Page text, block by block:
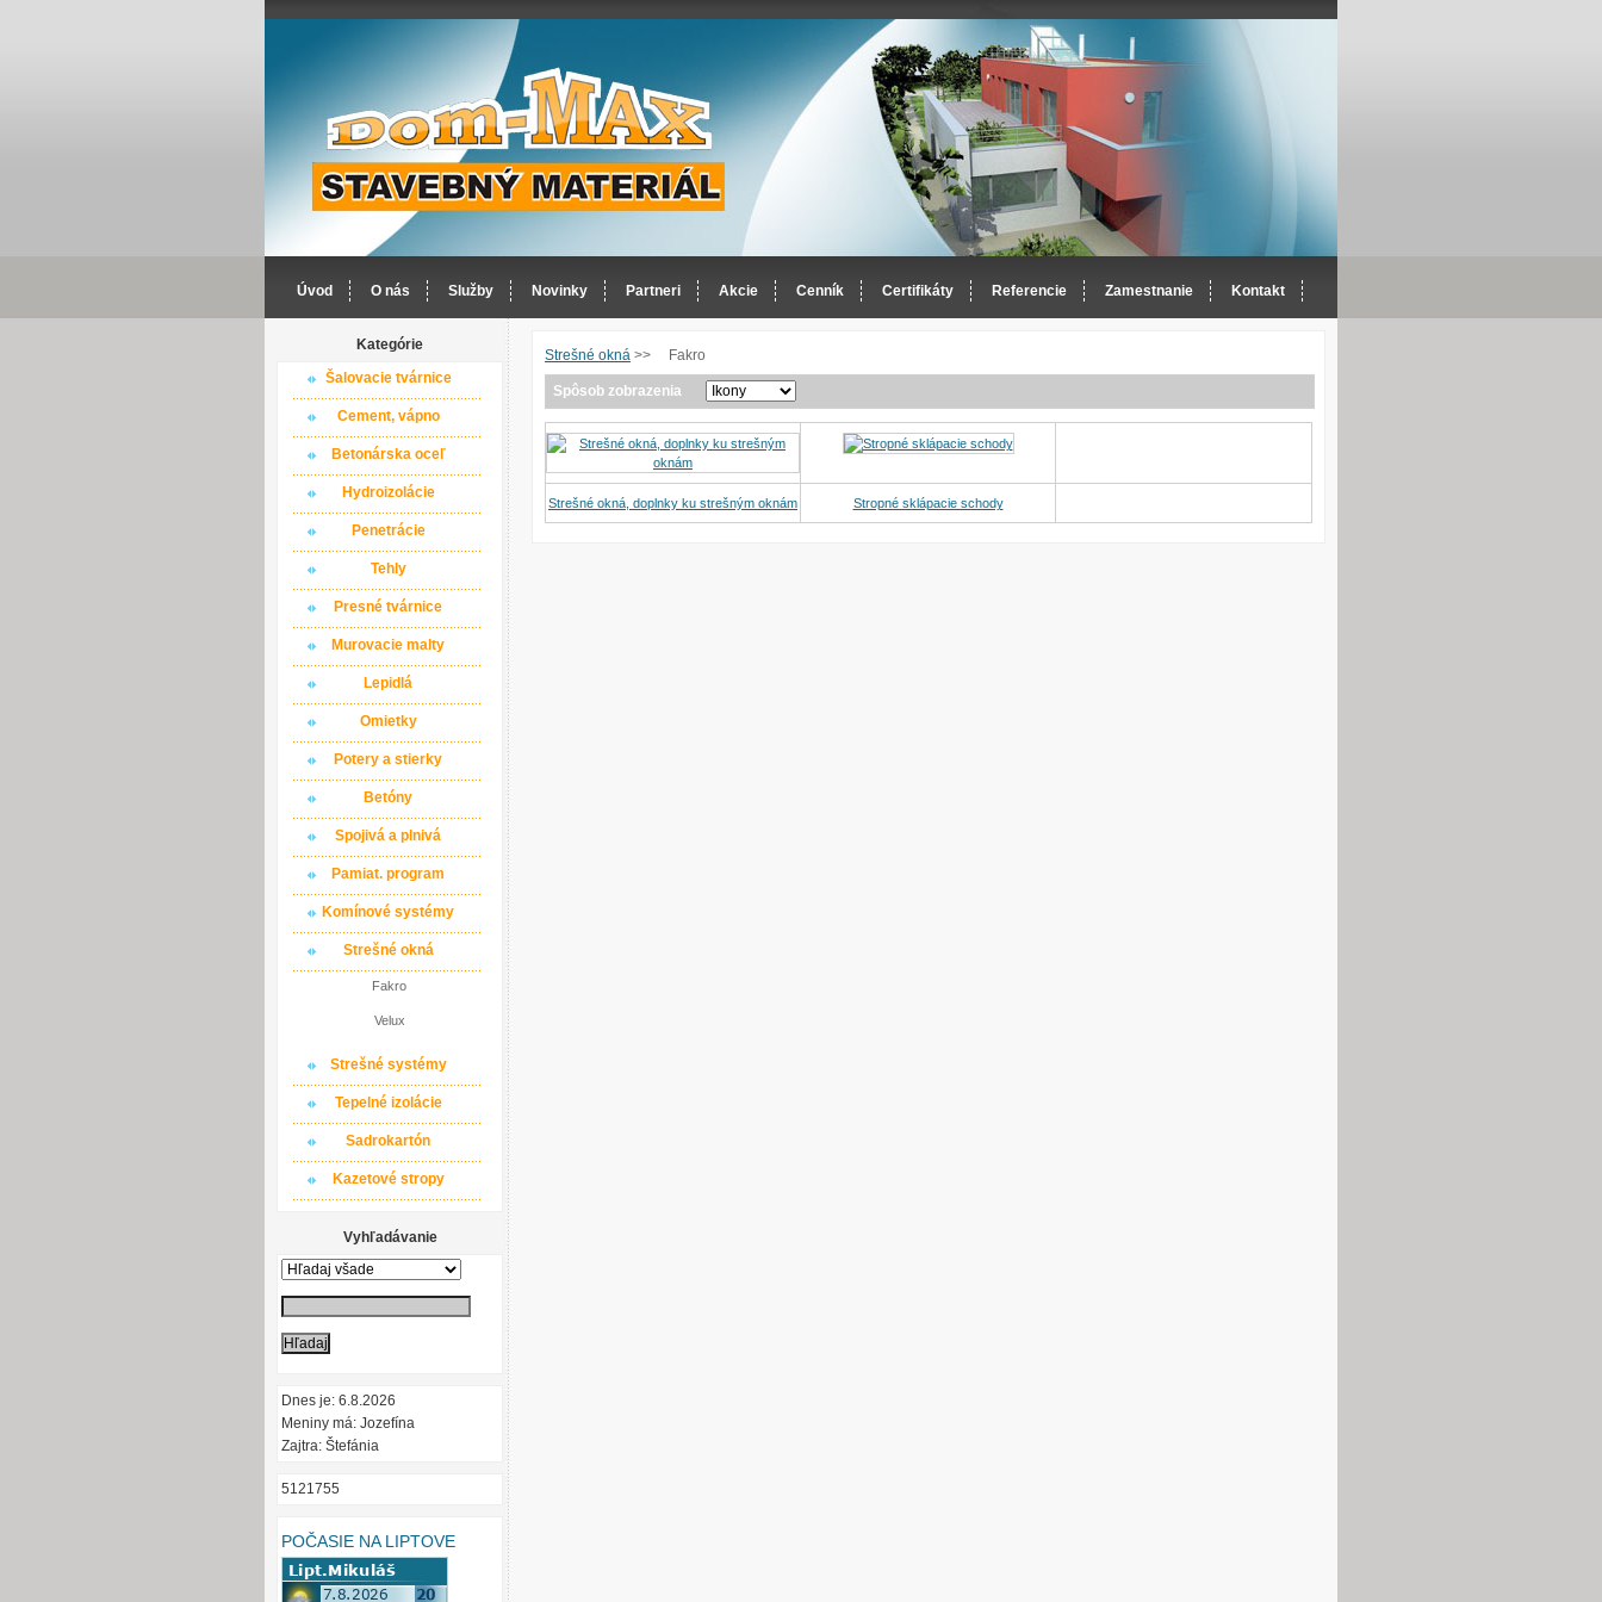
Úvod O nás Služby Novinky Partneri Akcie Cenník Certifikáty Referencie Zamestnanie Kontakt
Kategórie
Šalovacie tvárnice
Cement, vápno
Betonárska oceľ
Hydroizolácie
Penetrácie
Tehly
Presné tvárnice
Murovacie malty
Lepidlá
Omietky
Potery a stierky
Betóny
Spojivá a plnivá
Pamiat. program
Komínové systémy
Strešné okná
Fakro
Velux
Strešné systémy
Tepelné izolácie
Sadrokartón
Kazetové stropy
Vyhľadávanie
Dnes je: 6.8.2026
Meniny má: Jozefína
Zajtra: Štefánia
5121755
POČASIE NA LIPTOVE
Strešné okná >> Fakro
Spôsob zobrazenia
Strešné okná, doplnky ku strešným oknám Stropné sklápacie schody